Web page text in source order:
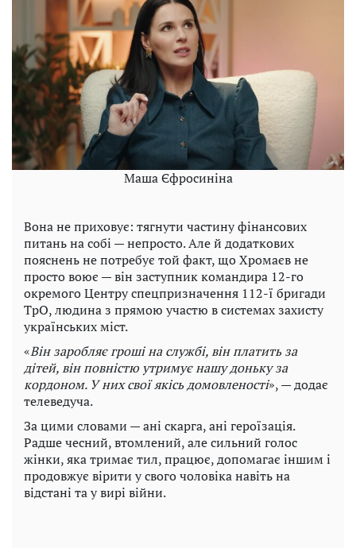
Маша Єфросиніна
Вона не приховує: тягнути частину фінансових
питань на собі — непросто. Але й додаткових
пояснень не потребує той факт, що Хромаєв не
просто воює — він заступник командира 12-го
окремого Центру спецпризначення 112-ї бригади
ТрО, людина з прямою участю в системах захисту
українських міст.
«Він заробляє гроші на службі, він платить за
дітей, він повністю утримує нашу доньку за
кордоном. У них свої якісь домовленості», — додає
телеведуча.
За цими словами — ані скарга, ані героїзація.
Радше чесний, втомлений, але сильний голос
жінки, яка тримає тил, працює, допомагає іншим і
продовжує вірити у свого чоловіка навіть на
відстані та у вирі війни.